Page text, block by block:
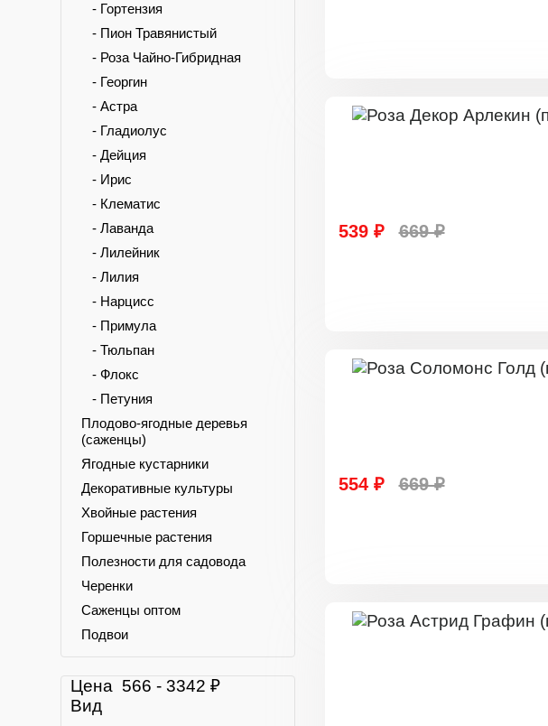
- Гортензия
- Пион Травянистый
- Роза Чайно-Гибридная
- Георгин
- Астра
- Гладиолус
- Дейция
- Ирис
- Клематис
- Лаванда
- Лилейник
- Лилия
- Нарцисс
- Примула
- Тюльпан
- Флокс
- Петуния
Плодово-ягодные деревья
(саженцы)
Ягодные кустарники
Декоративные культуры
Хвойные растения
Горшечные растения
Полезности для садовода
Черенки
Саженцы оптом
Подвои
Цена 566 - 3342 ₽
Вид
539 ₽ 669 ₽
554 ₽ 669 ₽